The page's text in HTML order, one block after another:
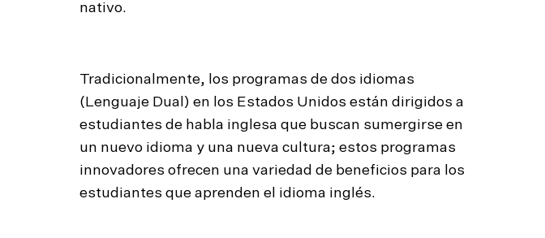
nativo.
Tradicionalmente, los programas de dos idiomas
(Lenguaje Dual) en los Estados Unidos están dirigidos a
estudiantes de habla inglesa que buscan sumergirse en
un nuevo idioma y una nueva cultura; estos programas
innovadores ofrecen una variedad de beneficios para los
estudiantes que aprenden el idioma inglés.